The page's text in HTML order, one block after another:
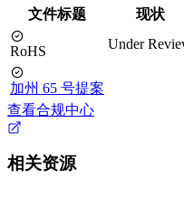
文件标题 现状
RoHS Under
加州 65 号提案
查看合规中心
相关资源